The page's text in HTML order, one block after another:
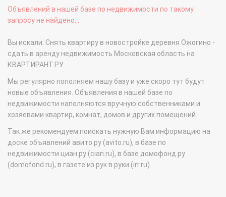
Объявлений в нашей базе по недвижимости по такому
запросу не найдено...
Вы искали: Снять квартиру в новостройке деревня Ожогино -
сдать в аренду недвижимость Московская область на
КВАРТИРАНТ.РУ
Мы регулярно пополняем нашу базу и уже скоро тут будут
новые объявления. Объявления в нашей базе по
недвижимости наполняются вручную собственниками и
хозяевами квартир, комнат, домов и других помещений.
Так же рекомендуем поискать нужную Вам информацию на
доске объявлений авито.ру (avito.ru), в базе по
недвижимости циан.ру (cian.ru), в базе домофонд.ру
(domofond.ru), в газете из рук в руки (irr.ru).